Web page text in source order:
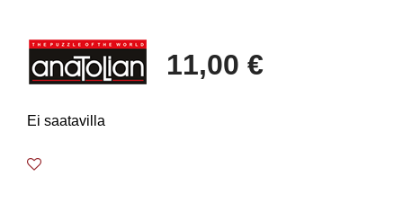
11,00 €
Ei saatavilla